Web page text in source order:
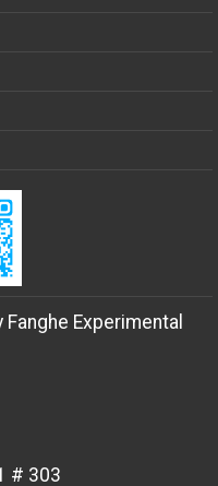
Experimental
# 303